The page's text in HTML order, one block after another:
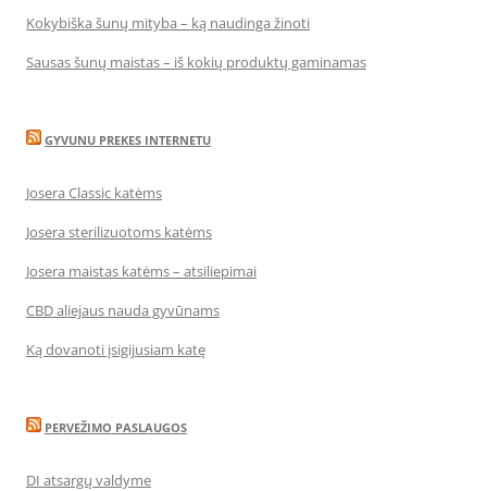
Kokybiška šunų mityba – ką naudinga žinoti
Sausas šunų maistas – iš kokių produktų gaminamas
GYVUNU PREKES INTERNETU
Josera Classic katėms
Josera sterilizuotoms katėms
Josera maistas katėms – atsiliepimai
CBD aliejaus nauda gyvūnams
Ką dovanoti įsigijusiam katę
PERVEŽIMO PASLAUGOS
DI atsargų valdyme